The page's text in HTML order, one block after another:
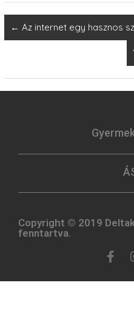
← Az internet egy hasznos
Copyright © 2019
fenntartva.​